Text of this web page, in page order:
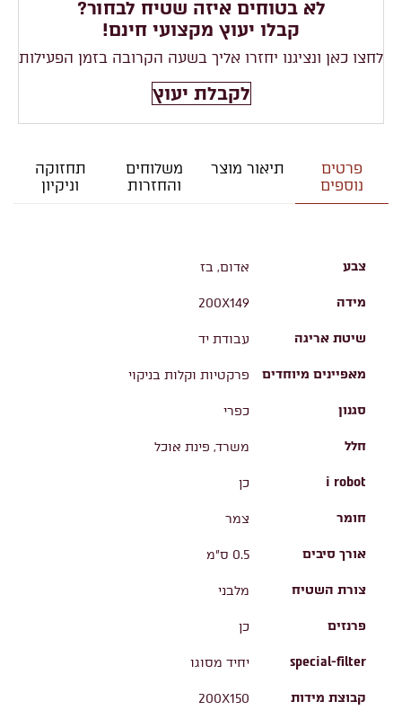
לא בטוחים איזה שטיח לבחור?
קבלו יעוץ מקצועי חינם!
לחצו כאן ונציגנו יחזרו אליך בשעה הקרובה בזמן הפעילות
לקבלת יעוץ
פרטים
נוספים
תיאור מוצר
משלוחים
והחזרות
תחזוקה
וניקיון
צבע אדום, בז
מידה 200X149
שיטת אריגה עבודת יד
מאפיינים מיוחדים פרקטיות וקלות בניקוי
סגנון כפרי
חלל משרד, פינת אוכל
i robot כן
חומר צמר
אורך סיבים 0.5 ס"מ
צורת השטיח מלבני
פרנזים כן
special-filter יחיד מסוגו
קבוצת מידות 200X150